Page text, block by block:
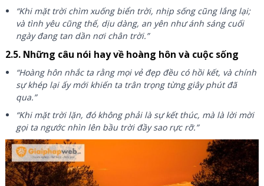
“Khi mặt trời chìm xuống biển trời, nhịp sống cũng lắng lại;
và tình yêu cũng thế, dịu dàng, an yên như ánh sáng cuối
ngày đang tan dần nơi chân trời.”
2.5. Những câu nói hay về hoàng hôn và cuộc sống
“Hoàng hôn nhắc ta rằng mọi vẻ đẹp đều có hồi kết, và chính
sự khép lại ấy mới khiến ta trân trọng từng giây phút đã
qua.”
“Khi mặt trời lặn, đó không phải là sự kết thúc, mà là lời mời
gọi ta ngước nhìn lên bầu trời đầy sao rực rỡ.”